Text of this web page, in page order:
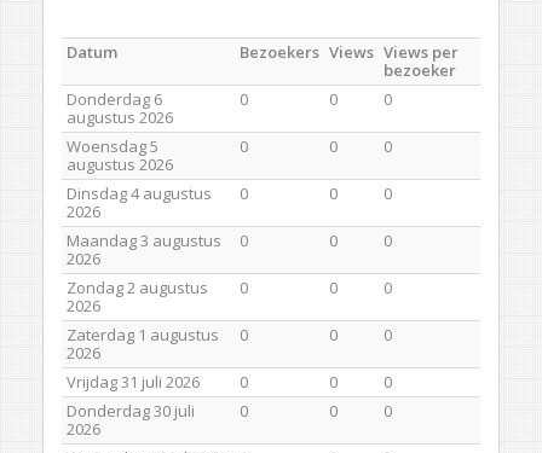
Datum Bezoekers Views Views per
bezoeker
Donderdag 6
augustus 2026
0 0 0
Woensdag 5
augustus 2026
0 0 0
Dinsdag 4 augustus
2026
0 0 0
Maandag 3 augustus
2026
0 0 0
Zondag 2 augustus
2026
0 0 0
Zaterdag 1 augustus
2026
0 0 0
Vrijdag 31 juli 2026 0 0
0
Donderdag 30 juli
2026
0 0 0